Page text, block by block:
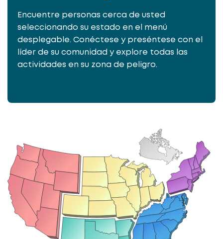
Encuentre personas cerca de usted
seleccionando su estado en el menú
desplegable. Conéctese y preséntese con el
líder de su comunidad y explore todas las
actividades en su zona de peligro.